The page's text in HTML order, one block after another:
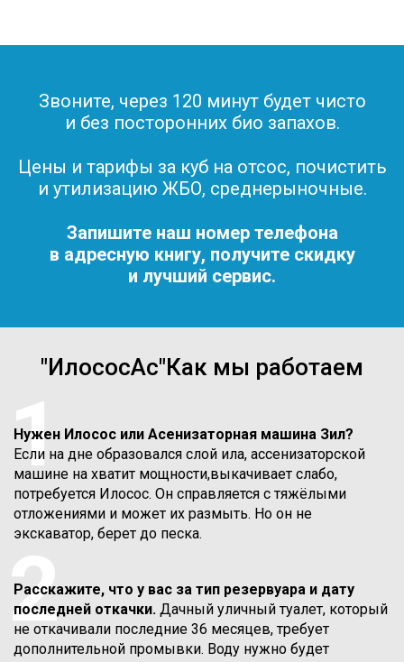
Звоните, через 120 минут будет чисто
и без посторонних био запахов.
Цены и тарифы за куб на отсос, почистить
и утилизацию ЖБО, среднерыночные.
Запишите наш номер телефона
в адресную книгу, получите скидку
и лучший сервис.
"ИлососАс"Как мы работаем
1
Нужен Илосос или Асенизаторная машина Зил?
Если на дне образовался слой ила, ассенизаторской
машине на хватит мощности,выкачивает слабо,
потребуется Илосос. Он справляется с тяжёлыми
отложениями и может их размыть. Но он не
экскаватор, берет до песка.
2
Расскажите, что у вас за тип резервуара и дату
последней откачки. Дачный уличный туалет, который
не откачивали последние 36 месяцев, требует
дополнительной промывки. Воду нужно будет